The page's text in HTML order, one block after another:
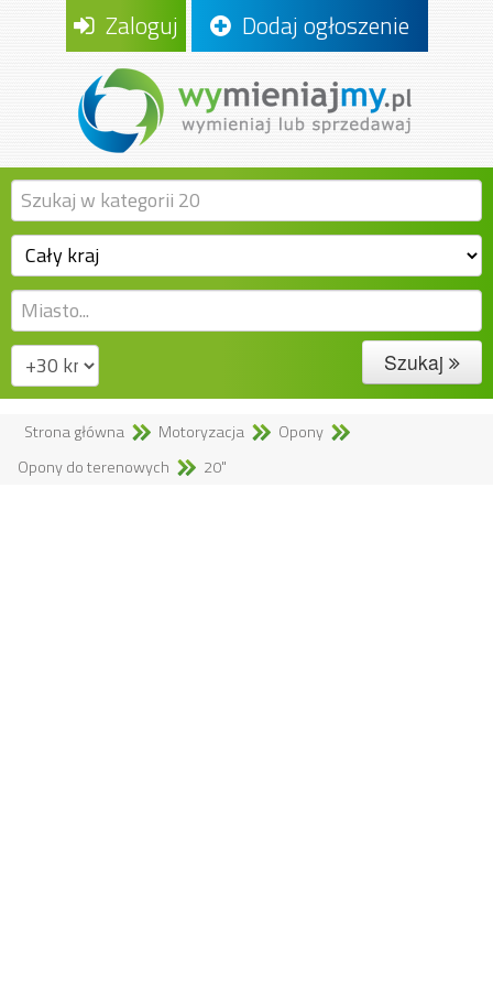
Zaloguj Dodaj ogłoszenie
Szukaj
Strona główna Motoryzacja
Opony
Opony do terenowych
20"